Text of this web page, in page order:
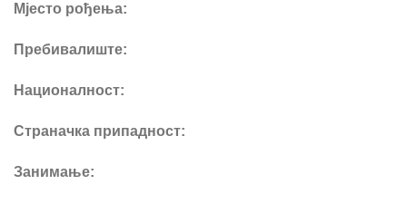
Мјесто рођења:
Пребивалиште:
Националност:
Страначка припадност:
Занимање: